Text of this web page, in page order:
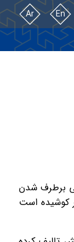
En
Ar
برطرف شدن
کوشیده است